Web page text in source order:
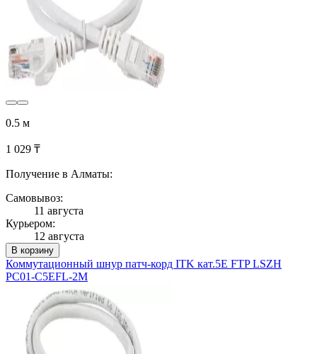
0.5 м
1 029 ₸
Получение в Алматы:
Самовывоз:
11 августа
Курьером:
12 августа
В корзину
Коммутационный шнур патч-корд ITK кат.5Е FTP LSZH
PC01-C5EFL-2M